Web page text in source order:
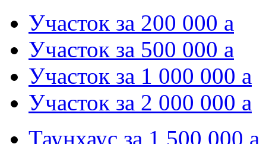
Участок за 200 000 a
Участок за 500 000 a
Участок за 1 000 000 a
Участок за 2 000 000 a
Таунхаус за 1 500 000 a